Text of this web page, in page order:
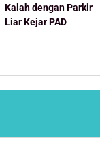
Kalah dengan Parkir
Liar Kejar PAD